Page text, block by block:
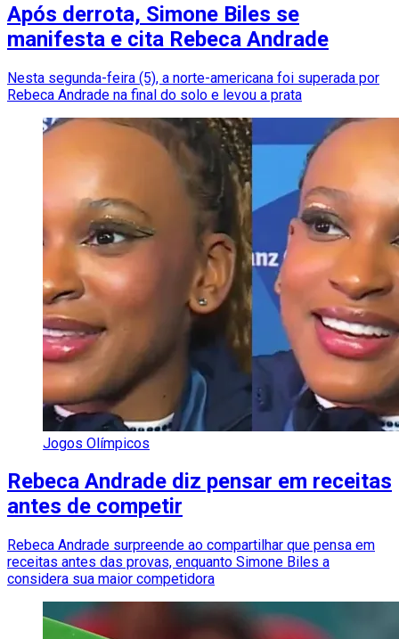
Após derrota, Simone Biles se
manifesta e cita Rebeca Andrade
Nesta segunda-feira (5), a norte-americana foi superada por
Rebeca Andrade na final do solo e levou a prata
Jogos Olímpicos
Rebeca Andrade diz pensar em receitas
antes de competir
Rebeca Andrade surpreende ao compartilhar que pensa em
receitas antes das provas, enquanto Simone Biles a
considera sua maior competidora